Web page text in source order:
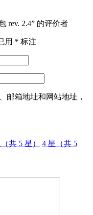
rev. 2.4” 的评价者
用 * 标注
邮箱地址和网站地址，
共 5 星）
4 星（共 5